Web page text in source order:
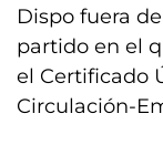
Dispo fuera
partido en el
el Certificado
Circulación-